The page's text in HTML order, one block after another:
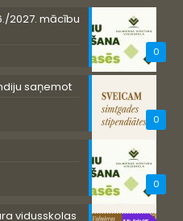
0
2027. mācību
0
saņemot
0
vidusskolas